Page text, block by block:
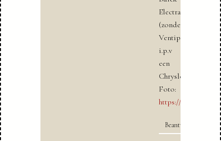
Electra
(zonder
Ventiports)
i.p.v
een
Chrysler?
Foto:
https://ibb.co/
Beantwoorden